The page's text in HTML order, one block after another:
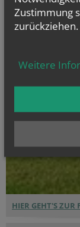
HIER GEHT'S ZUR
Zustimmung
zurückziehen.
Weitere